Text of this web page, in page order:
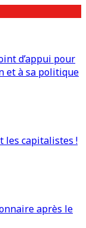
d’appui pour
et à sa politique
les capitalistes !
après le